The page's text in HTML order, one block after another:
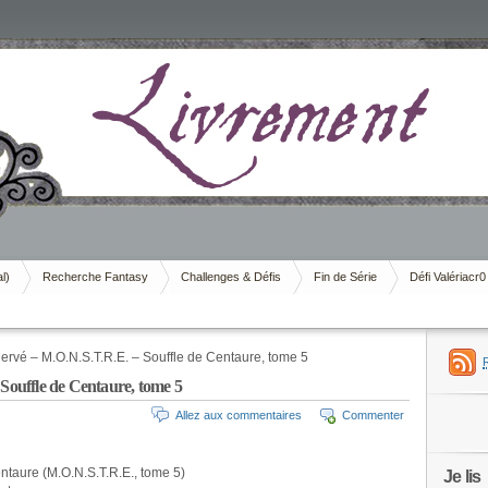
Recherche Fantasy Challenges & Défis Fin de Série Défi Valériacr0
– M.O.N.S.T.R.E. – Souffle de Centaure, tome 5
de Centaure, tome 5
Commenter
Allez aux commentaires
(M.O.N.S.T.R.E., tome 5)
Je lis